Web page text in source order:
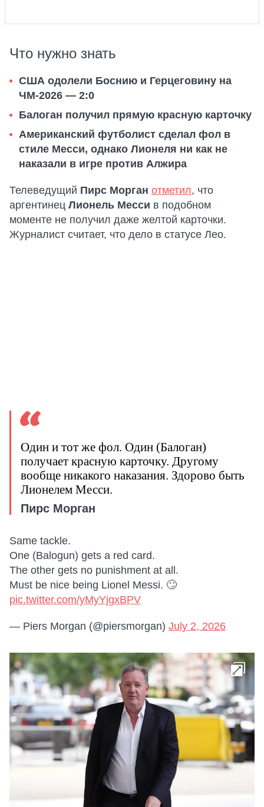
Что нужно знать
США одолели Боснию и Герцеговину на
ЧМ-2026 — 2:0
Балоган получил прямую красную карточку
Американский футболист сделал фол в
стиле Месси, однако Лионеля ни как не
наказали в игре против Алжира
Телеведущий Пирс Морган отметил, что
аргентинец Лионель Месси в подобном
моменте не получил даже желтой карточки.
Журналист считает, что дело в статусе Лео.
Один и тот же фол. Один (Балоган)
получает красную карточку. Другому
вообще никакого наказания. Здорово быть
Лионелем Месси.
Пирс Морган
Same tackle.
One (Balogun) gets a red card.
The other gets no punishment at all.
Must be nice being Lionel Messi. 🙄
pic.twitter.com/yMyYjgxBPV
— Piers Morgan (@piersmorgan) July 2, 2026